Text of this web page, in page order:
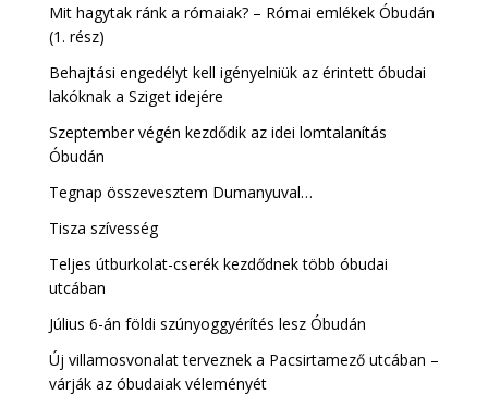
Mit hagytak ránk a rómaiak? – Római emlékek Óbudán
(1. rész)
Behajtási engedélyt kell igényelniük az érintett óbudai
lakóknak a Sziget idejére
Szeptember végén kezdődik az idei lomtalanítás
Óbudán
Tegnap összevesztem Dumanyuval…
Tisza szívesség
Teljes útburkolat-cserék kezdődnek több óbudai
utcában
Július 6-án földi szúnyoggyérítés lesz Óbudán
Új villamosvonalat terveznek a Pacsirtamező utcában –
várják az óbudaiak véleményét